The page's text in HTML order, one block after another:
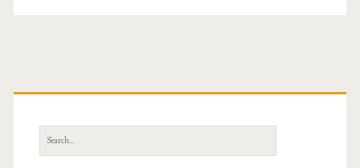
Primary
Sidebar
Search
for: